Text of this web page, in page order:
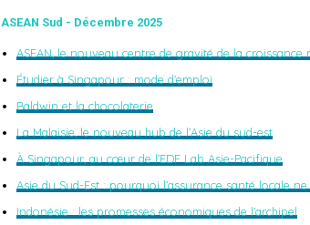
ASEAN Sud - Décembre 2025
ASEAN, le nouveau centre de gravité de la croissance
Étudier à Singapour : mode d’emploi
Baldwin et la chocolaterie
La Malaisie, le nouveau hub de l’Asie du sud-est
À Singapour, au cœur de l’EDF Lab Asie-Pacifique
Asie du Sud-Est : pourquoi l’assurance santé locale
Indonésie : les promesses économiques de l’archipel